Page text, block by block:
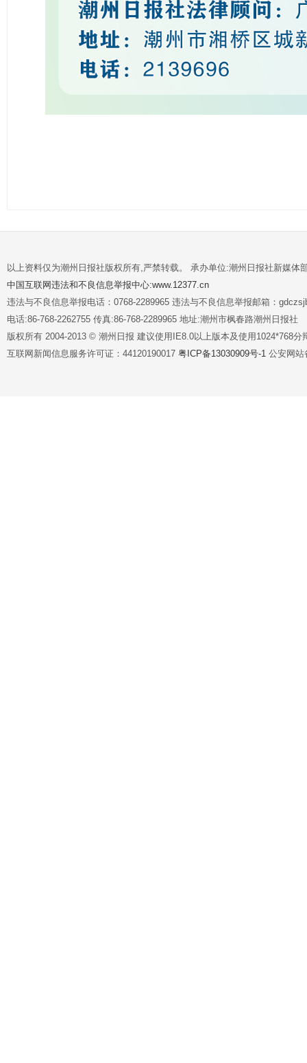
以上资料仅为潮州日报社版权所有,严禁转载。 承办单位:潮州日报社新媒体
中国互联网违法和不良信息举报中心:www.12377.cn
违法与不良信息举报电话：0768-2289965 违法与不良信息举报邮箱：
电话:86-768-2262755 传真:86-768-2289965 地址:潮州市枫春路潮州日报社
版权所有 2004-2013 © 潮州日报 建议使用IE8.0以上版本及使用1024*768分
互联网新闻信息服务许可证：44120190017 粤ICP备13030909号-1 公安网站